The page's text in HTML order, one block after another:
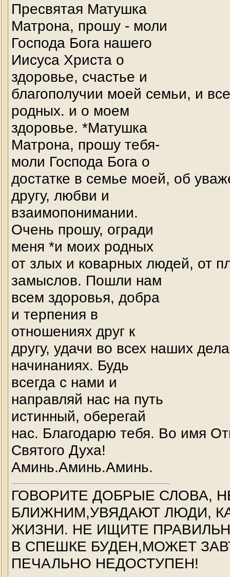
Пресвятая Матушка
Матрона, прошу - моли
Господа Бога нашего
Иисуса Христа о
здоровье, счастье и
благополучии моей семьи, и
родных. и о моем
здоровье. *Матушка
Матрона, прошу тебя-
моли Господа Бога о
достатке в семье моей, об
другу, любви и
взаимопонимании.
Очень прошу, огради
меня *и моих родных
от злых и коварных людей, от
замыслов. Пошли нам
всем здоровья, добра
и терпения в
отношениях друг к
другу, удачи во всех наших
начинаниях. Будь
всегда с нами и
направляй нас на путь
истинный, оберегай
нас. Благодарю тебя. Во имя
Святого Духа!
Аминь.Аминь.Аминь.
ГОВОРИТЕ ДОБРЫЕ СЛОВА,
БЛИЖНИМ,УВЯДАЮТ ЛЮДИ,
ЖИЗНИ. НЕ ИЩИТЕ
В СПЕШКЕ БУДЕН,МОЖЕТ
ПЕЧАЛЬНО НЕДОСТУПЕН!